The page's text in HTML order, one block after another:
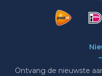
Ontvang de nieuwste